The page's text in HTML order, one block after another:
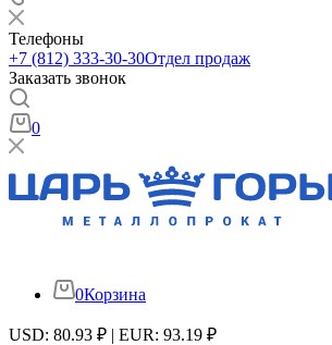
Телефоны
+7 (812) 333-30-30Отдел продаж
Заказать звонок
0
0Корзина
USD: 80.93 ₽ | EUR: 93.19 ₽